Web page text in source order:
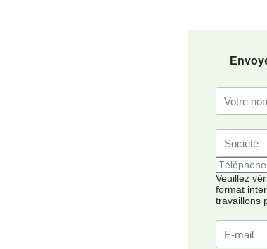
Veuillez
format
travaillons